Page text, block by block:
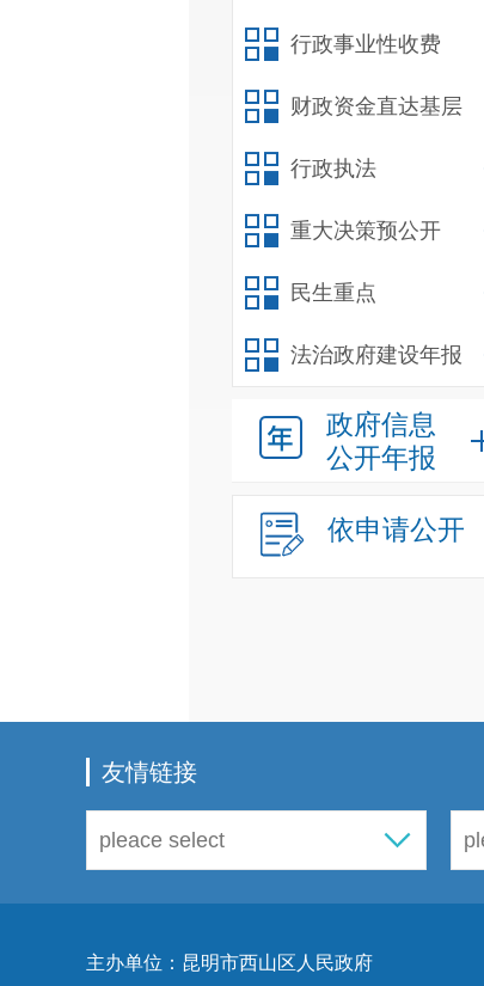
行政事业性收费
财政资金直达基层
行政执法
重大决策预公开
民生重点
法治政府建设年报
政府信息
公开年报
依申请公开
友情链接
主办单位：昆明市西山区人民政府